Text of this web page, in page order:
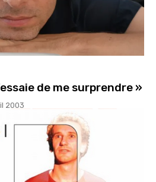
de me surprendre »
2003